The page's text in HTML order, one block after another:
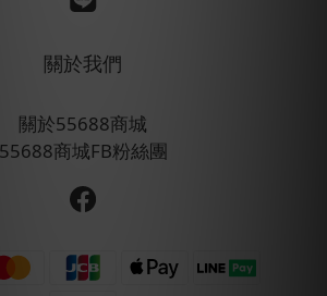
關於我們
關於55688商城
55688商城FB粉絲團